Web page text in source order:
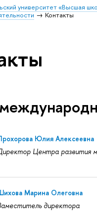
университет «Высшая
Контакты
Юлия Алексеевна
Центра развития
Марина Олеговна
директора